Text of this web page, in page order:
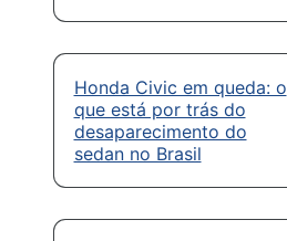
Honda Civic em queda: o
que está por trás do
desaparecimento do
sedan no Brasil